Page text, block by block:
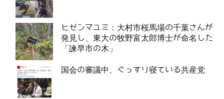
ヒゼンマユミ：大村市桜馬場の千葉さんが
発見し、東大の牧野富太郎博士が命名した
「諫早市の木」
国会の審議中、ぐっすり寝ている共産党